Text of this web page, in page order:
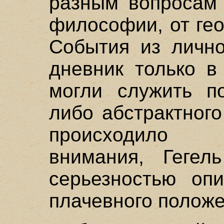
философии, от
События из
дневник только
могли служить
либо
происходило
внимания,
серьезностью
плачевного